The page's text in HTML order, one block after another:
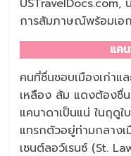
การสัมภาษณ์พร้อมเอ
แค
คนที่ชื่นชอบเมืองเก่าแ
เหลือง ส้ม แดงต้องชื่
แคนาดาเป็นแน่ ในฤดู
แทรกตัวอยู่ท่ามกลาง
เซนต์ลอว์เรนซ์ (St.